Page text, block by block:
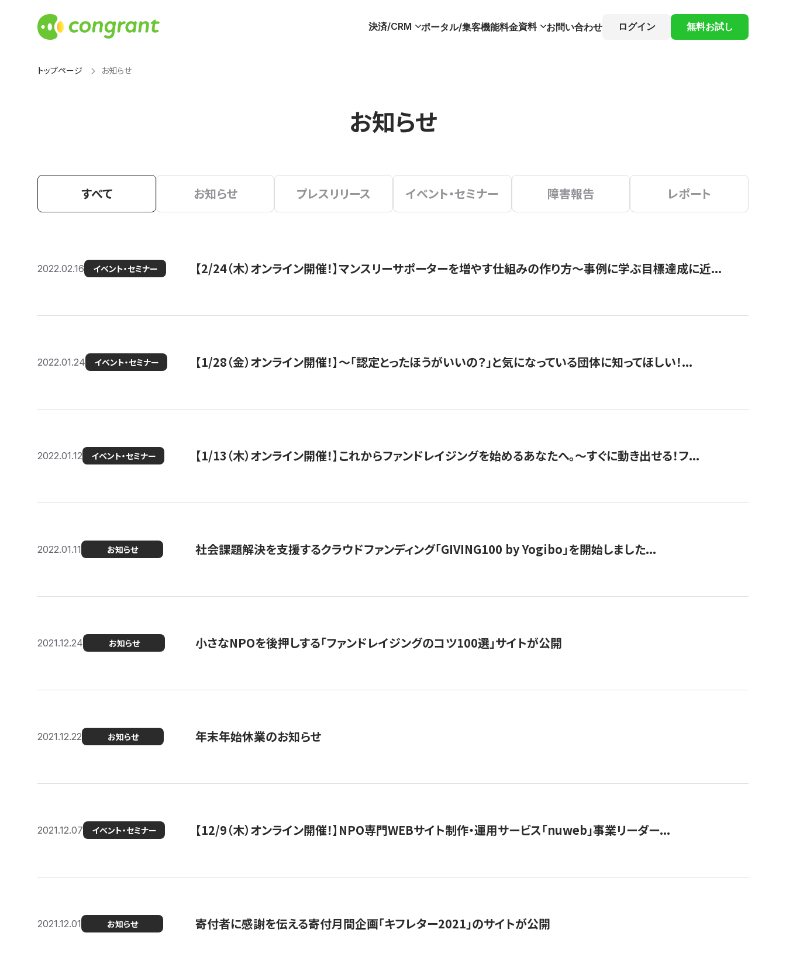
決済/CRM ポータル/集客機能料金資料 お問い合わせ ログイン 無料お試し
トップページ お知らせ
お知らせ
すべて お知らせ プレスリリース イベント・セミナー 障害報告 レポート
2022.02.16 イベント・セミナー 【2/24（木）オンライン開催！】マンスリーサポーターを増やす仕組みの作り方〜事例に学ぶ目標達成に近...
2022.01.24 イベント・セミナー 【1/28（金）オンライン開催！】〜「認定とったほうがいいの？」と気になっている団体に知ってほしい！...
2022.01.12 イベント・セミナー 【1/13（木）オンライン開催！】これからファンドレイジングを始めるあなたへ。〜すぐに動き出せる！フ...
2022.01.11 お知らせ 社会課題解決を支援するクラウドファンディング「GIVING100 by Yogibo」を開始しました...
2021.12.24 お知らせ 小さなNPOを後押しする「ファンドレイジングのコツ100選」サイトが公開
2021.12.22 お知らせ 年末年始休業のお知らせ
2021.12.07 イベント・セミナー 【12/9（木）オンライン開催！】NPO専門WEBサイト制作・運用サービス「nuweb」事業リーダー...
2021.12.01 お知らせ 寄付者に感謝を伝える寄付月間企画「キフレター2021」のサイトが公開